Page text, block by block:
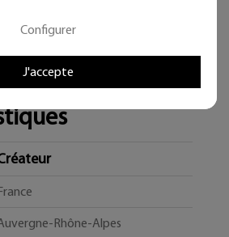
Rhône-Alpes
Configurer
J'accepte